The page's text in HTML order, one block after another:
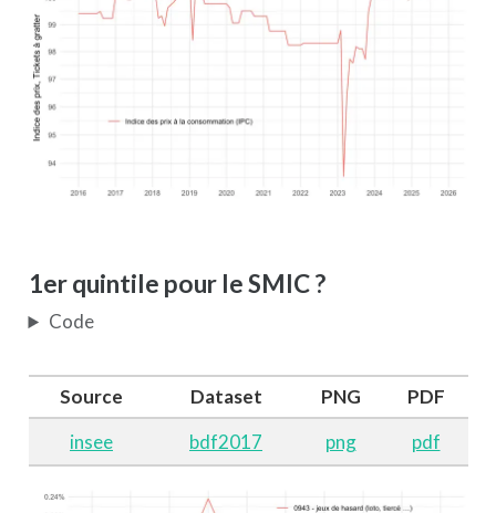
1er quintile pour le SMIC ?
Code
Source Dataset PNG
PDF
insee
bdf2017 png pdf